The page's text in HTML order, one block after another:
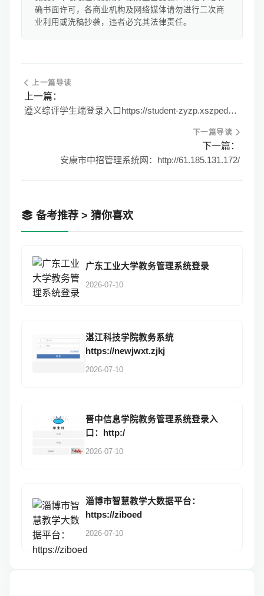
确书面许可，各商业机构及网络媒体请勿进行二次商
业利用或洗稿抄袭，违者必究其法律责任。
上一篇导读
上一篇：
遵义综评学生端登录入口https://student-zyzp.xszpedu.com/
下一篇导读
下一篇：
安康市中招管理系统网：http://61.185.131.172/
备考推荐 > 猜你喜欢
广东工业大学教务管理系统登录
2026-07-10
湛江科技学院教务系统
https://newjwxt.zjkj
2026-07-10
晋中信息学院教务管理系统登录入
口：http:/
2026-07-10
淄博市智慧教学大数据平台：
https://ziboed
2026-07-10